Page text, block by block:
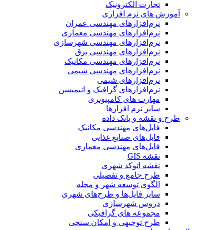
تجارت الکترونیک
آموزش های نرم افزاری
نرم‌افزارهای مهندسی عمران
نرم‌افزارهای مهندسی معماری
نرم‌افزارهای مهندسی شهرسازی
نرم‌افزارهای مهندسی برق
نرم‌افزارهای مهندسی مکانیک
نرم‌افزارهای مهندسی شیمی
نرم‌افزارهای شیمی
نرم‌افزارهای گرافیک و انیمیشن
مهارت های کامپیوتری
سایر نرم افزارها
طرح و نقشه و بانک داده
فایل‌های مهندسی مکانیک
فایل‌های صنایع غذایی
فایل‌های مهندسی معماری
نقشه GIS
نقشه اتوکد شهری
طرح جامع و تفصیلی
الگوی توسعه شهر و محله
سایر فایل‌ها و طرح‌های شهری
دروس شهرسازی
مجموعه های گرافیکی
طرح توجیهی و امکان سنجی